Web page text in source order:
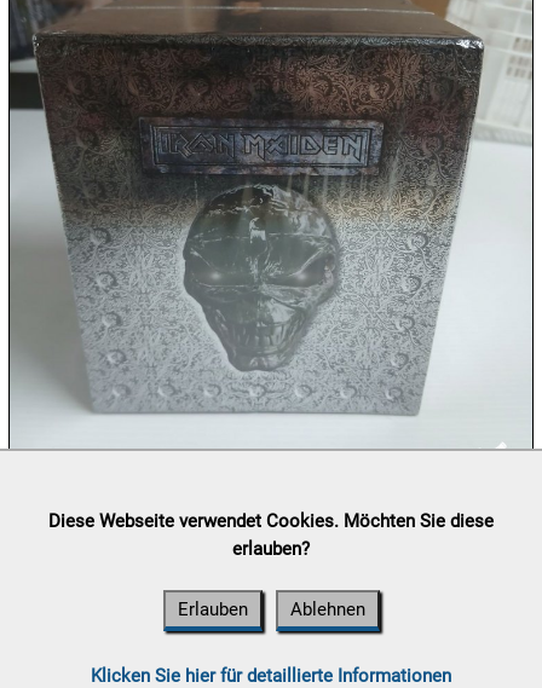
09.08:
10.08:
Lieferung:Abholung, Versand durchpost.at
(⛟ Versandkostenübersicht)
Diese Webseite verwendet Cookies. Möchten Sie diese
erlauben?
Erlauben Ablehnen
Klicken Sie hier für detaillierte Informationen